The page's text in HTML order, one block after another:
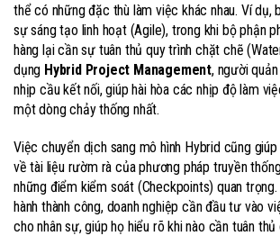
thể có những đặc thù làm việc khác nhau. Ví dụ,
sự sáng tạo linh hoạt (Agile), trong khi bộ phận
hàng lại cần sự tuân thủ quy trình chặt chẽ
dụng Hybrid Project Management, người
nhịp cầu kết nối, giúp hài hòa các nhịp độ làm
một dòng chảy thống nhất.
Việc chuyển dịch sang mô hình Hybrid cũng
về tài liệu rườm rà của phương pháp truyền
những điểm kiểm soát (Checkpoints) quan trọng.
hành thành công, doanh nghiệp cần đầu tư vào
cho nhân sự, giúp họ hiểu rõ khi nào cần tuân thủ